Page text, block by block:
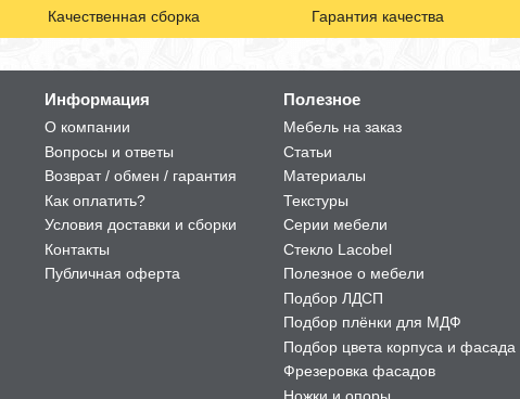
Качественная сборка Гарантия качества
Информация
О компании
Вопросы и ответы
Возврат / обмен / гарантия
Как оплатить?
Условия доставки и сборки
Контакты
Публичная оферта
Полезное
Мебель на заказ
Статьи
Материалы
Текстуры
Серии мебели
Стекло Lacobel
Полезное о мебели
Подбор ЛДСП
Подбор плёнки для МДФ
Подбор цвета корпуса и фасада
Фрезеровка фасадов
Ножки и опоры